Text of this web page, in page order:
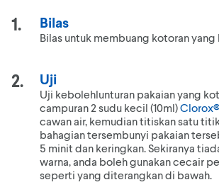
Bilas
Bilas untuk membuang kotoran yang
Uji
Uji kebolehlunturan pakaian yang
campuran 2 sudu kecil (10ml)
cawan air, kemudian titiskan satu
bahagian tersembunyi pakaian
5 minit dan keringkan. Sekiranya
warna, anda boleh gunakan cecair
seperti yang diterangkan di bawah.